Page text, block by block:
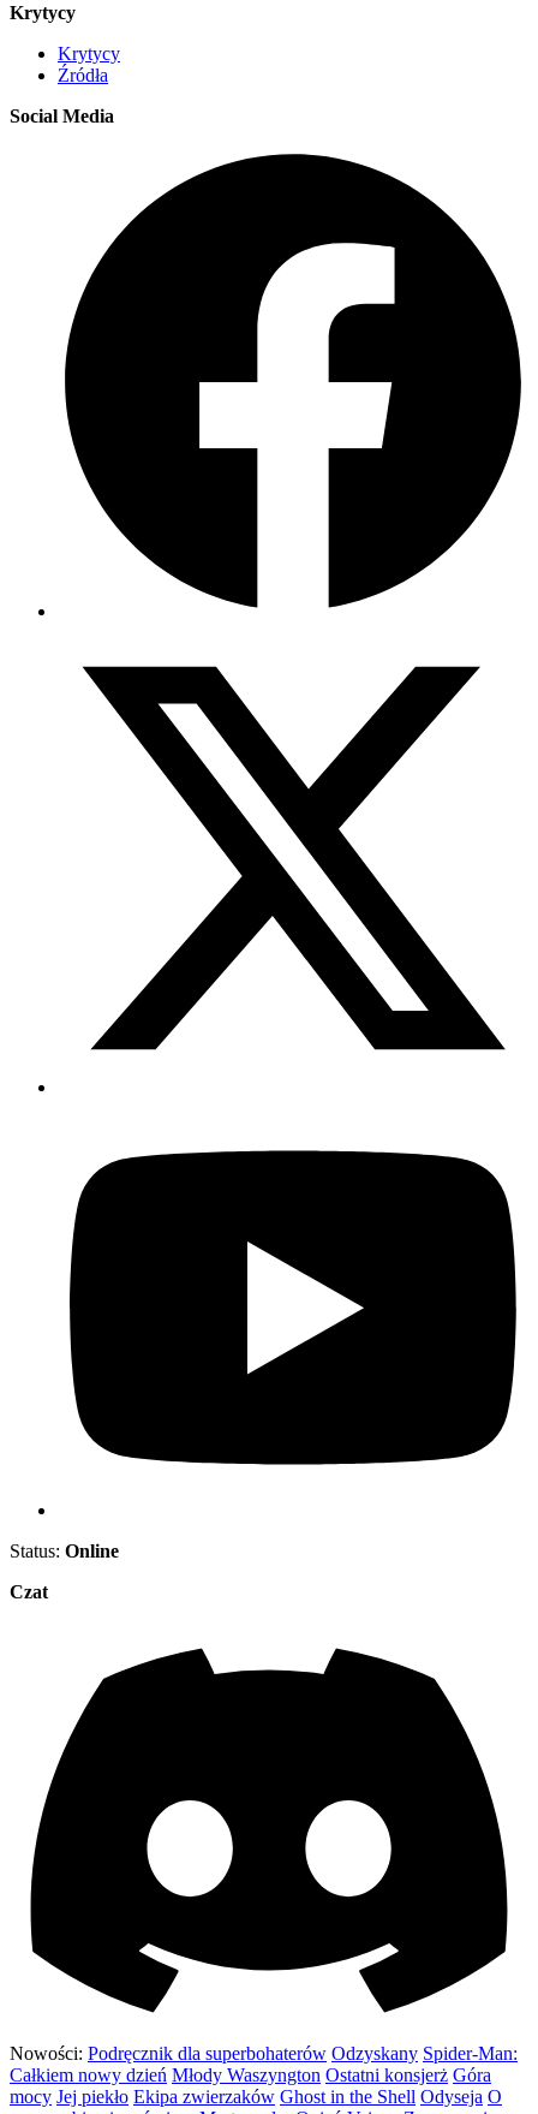
Krytycy
Krytycy
Źródła
Social Media
Status: Online
Czat
Nowości: Podręcznik dla superbohaterów Odzyskany Spider-Man:
Całkiem nowy dzień Młody Waszyngton Ostatni konsjerż Góra
mocy Jej piekło Ekipa zwierzaków Ghost in the Shell Odyseja O